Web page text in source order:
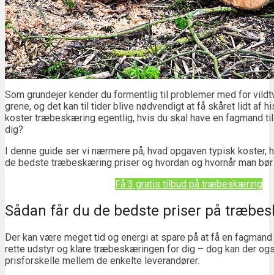
Som grundejer kender du formentlig til problemer med for
grene, og det kan til tider blive nødvendigt at få skåret lidt af
koster træbeskæring egentlig, hvis du skal have en fagmand
dig?
I denne guide ser vi nærmere på, hvad opgaven typisk koster,
de bedste træbeskæring priser og hvordan og hvornår man
Få 3 gratis tilbud på træbeskæring
Sådan får du de bedste priser på
Der kan være meget tid og energi at spare på at få en
rette udstyr og klare træbeskæringen for dig – dog kan der
prisforskelle mellem de enkelte leverandører.